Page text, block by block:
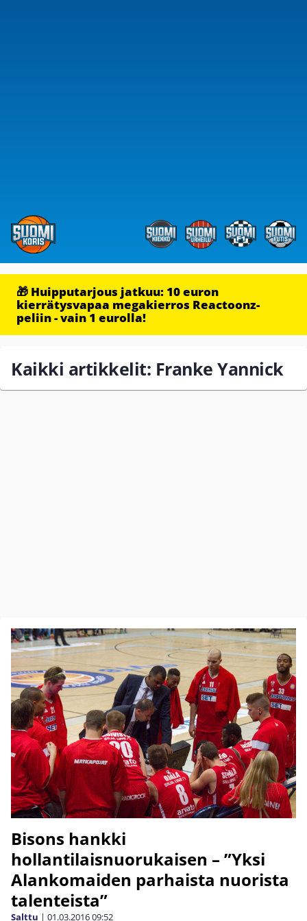
🎁 Huipputarjous jatkuu: 10 euron
kierrätysvapaa megakierros Reactoonz-
peliin - vain 1 eurolla!
Kaikki artikkelit: Franke Yannick
Bisons hankki
hollantilaisnuorukaisen – ”Yksi
Alankomaiden parhaista nuorista
talenteista”
Salttu | 01.03.201609:52